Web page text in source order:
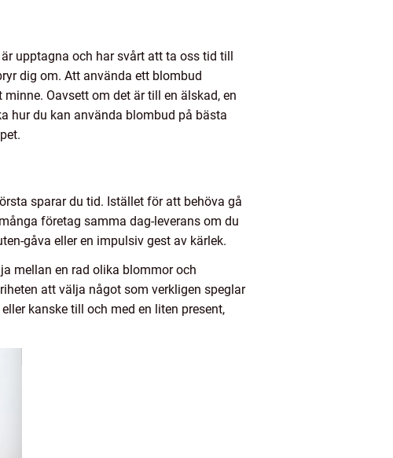
upptagna och har svårt att ta oss tid till
dig om. Att använda ett blombud
Oavsett om det är till en älskad, en
hur du kan använda blombud på bästa
sparar du tid. Istället för att behöva gå
företag samma dag-leverans om du
gåva eller en impulsiv gest av kärlek.
mellan en rad olika blommor och
att välja något som verkligen speglar
kanske till och med en liten present,